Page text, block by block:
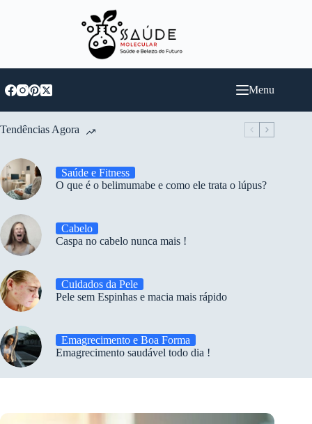
Menu
Tendências Agora
Saúde e Fitness
O que é o belimumabe e como ele trata o lúpus?
Cabelo
Caspa no cabelo nunca mais !
Cuidados da Pele
Pele sem Espinhas e macia mais rápido
Emagrecimento e Boa Forma
Emagrecimento saudável todo dia !